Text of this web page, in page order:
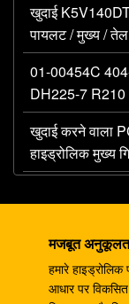
खुदाई
पायलट / मुख्य /
01-00454C
DH225-7 R210
खुदाई करने वाला
हाइड्रोलिक मुख्य
खुदाई करने वाला
EC210
मजबूत
हमारे
आधार पर